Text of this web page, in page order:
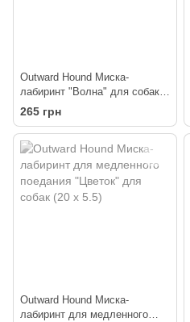
Outward Hound Миска-
лабиринт "Волна" для собак,
зеленая (14 x 2.5)
265 грн
Outward Hound Миска-
лабиринт для медленного